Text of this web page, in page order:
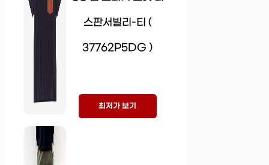
스판서빌리-티 (
37762P5DG )
최저가 보기